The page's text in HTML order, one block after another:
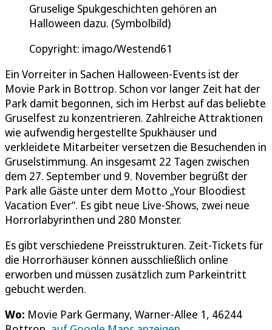
Gruselige Spukgeschichten gehören an
Halloween dazu. (Symbolbild)
Copyright: imago/Westend61
Ein Vorreiter in Sachen Halloween-Events ist der
Movie Park in Bottrop. Schon vor langer Zeit hat der
Park damit begonnen, sich im Herbst auf das beliebte
Gruselfest zu konzentrieren. Zahlreiche Attraktionen
wie aufwendig hergestellte Spukhäuser und
verkleidete Mitarbeiter versetzen die Besuchenden in
Gruselstimmung. An insgesamt 22 Tagen zwischen
dem 27. September und 9. November begrüßt der
Park alle Gäste unter dem Motto „Your Bloodiest
Vacation Ever“. Es gibt neue Live-Shows, zwei neue
Horrorlabyrinthen und 280 Monster.
Es gibt verschiedene Preisstrukturen. Zeit-Tickets für
die Horrorhäuser können ausschließlich online
erworben und müssen zusätzlich zum Parkeintritt
gebucht werden.
Wo: Movie Park Germany, Warner-Allee 1, 46244